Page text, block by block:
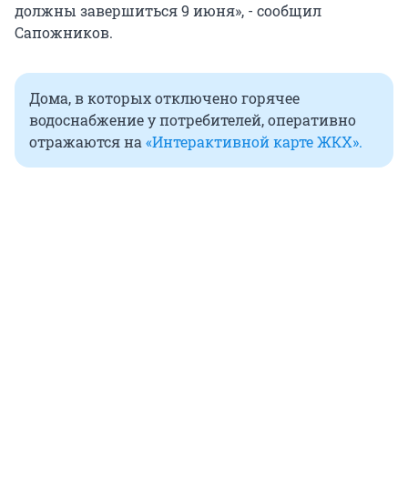
должны завершиться 9 июня», - сообщил
Сапожников.
Дома, в которых отключено горячее
водоснабжение у потребителей, оперативно
отражаются на «Интерактивной карте ЖКХ».